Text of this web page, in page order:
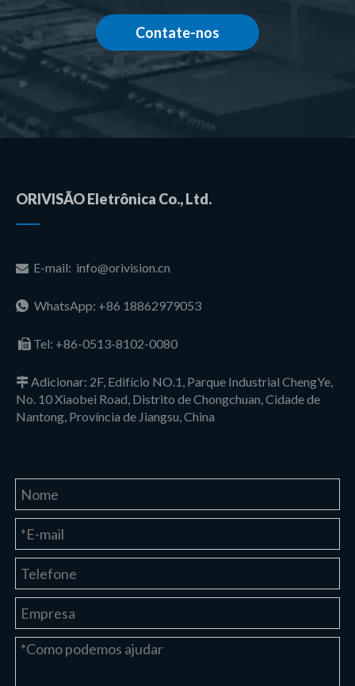
Contate-nos
ORIVISÃO Eletrônica Co., Ltd.
 E-mail: info@orivision.cn
 WhatsApp: +86 18862979053
 Tel: +86-0513-8102-0080
Adicionar: 2F, Edifício NO.1, Parque Industrial ChengYe,
No. 10 Xiaobei Road, Distrito de Chongchuan, Cidade de
Nantong, Província de Jiangsu, China